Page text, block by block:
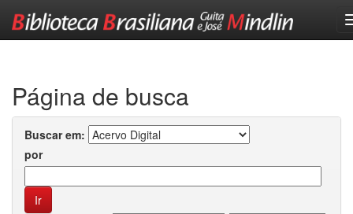
Página de busca
Buscar em:
por